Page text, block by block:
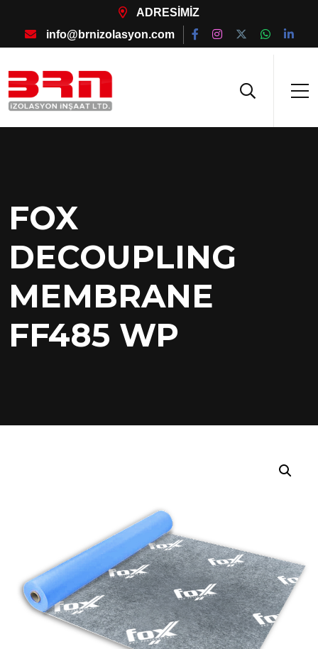
ADRESİMİZ
info@brnizolasyon.com
FOX
DECOUPLING
MEMBRANE
FF485 WP